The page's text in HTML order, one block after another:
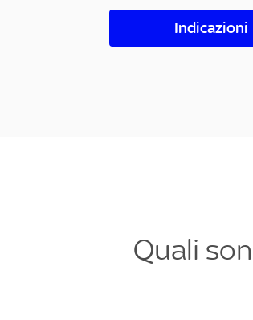
Indicazioni
Quali